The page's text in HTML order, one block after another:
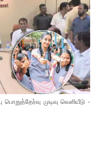
முடிவு வெளியீடு -